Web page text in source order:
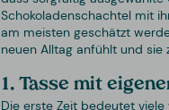
Schokoladenschachtel mit
am meisten geschätzt
neuen Alltag anfühlt und sie
1. Tasse mit
Die erste Zeit bedeutet